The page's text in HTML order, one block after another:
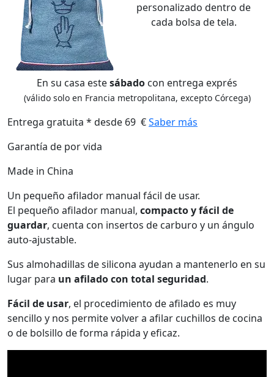
personalizado dentro de
cada bolsa de tela.
En su casa estesábado con entrega exprés
(válido solo en Francia metropolitana, excepto Córcega)
Entrega gratuita * desde 69 €Saber más
Garantía de por vida
Made in China
Un pequeño afilador manual fácil de usar.
El pequeño afilador manual, compacto y fácil de
guardar, cuenta con insertos de carburo y un ángulo
auto-ajustable.
Sus almohadillas de silicona ayudan a mantenerlo en su
lugar para un afilado con total seguridad.
Fácil de usar, el procedimiento de afilado es muy
sencillo y nos permite volver a afilar cuchillos de cocina
o de bolsillo de forma rápida y eficaz.